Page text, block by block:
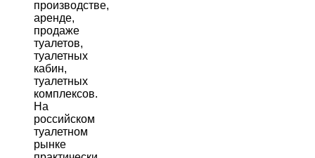
производстве,
аренде,
продаже
туалетов,
туалетных
кабин,
туалетных
комплексов.
На
российском
туалетном
рынке